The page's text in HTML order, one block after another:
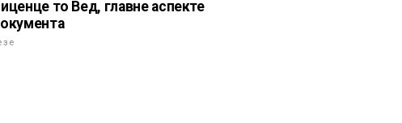
то Вед, главне аспекте